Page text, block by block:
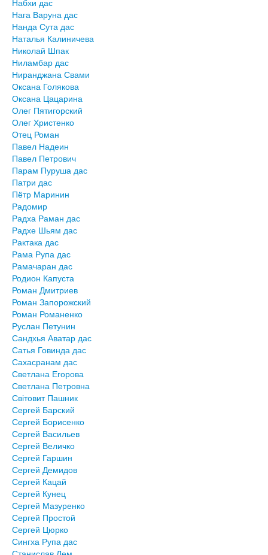
Набхи дас
Нага Варуна дас
Нанда Сута дас
Наталья Калиничева
Николай Шпак
Ниламбар дас
Ниранджана Свами
Оксана Голякова
Оксана Цацарина
Олег Пятигорский
Олег Христенко
Отец Роман
Павел Надеин
Павел Петрович
Парам Пуруша дас
Патри дас
Пётр Маринин
Радомир
Радха Раман дас
Радхе Шьям дас
Рактака дас
Рама Рупа дас
Рамачаран дас
Родион Капуста
Роман Дмитриев
Роман Запорожский
Роман Романенко
Руслан Петунин
Сандхья Аватар дас
Сатья Говинда дас
Сахасранам дас
Светлана Егорова
Светлана Петровна
Світовит Пашник
Сергей Барский
Сергей Борисенко
Сергей Васильев
Сергей Величко
Сергей Гаршин
Сергей Демидов
Сергей Кацай
Сергей Кунец
Сергей Мазуренко
Сергей Простой
Сергей Цюрко
Сингха Рупа дас